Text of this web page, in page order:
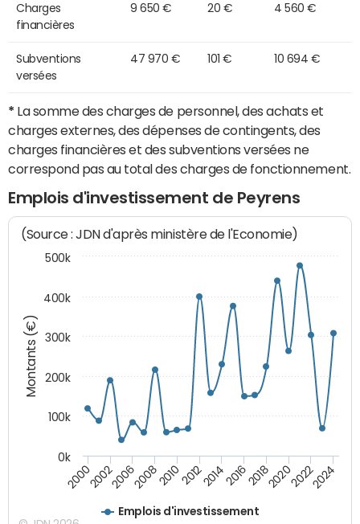
Charges
financières
9 650 € 20 € 4 560 €
Subventions
versées
47 970 € 101 € 10 694 €
* La somme des charges de personnel, des achats et
charges externes, des dépenses de contingents, des
charges financières et des subventions versées ne
correspond pas au total des charges de fonctionnement.
Emplois d'investissement de Peyrens
Montants (€)
(Source : JDN d'après ministère de l'Economie)
Emplois d'investissement
200020022006200820102012201420162018202020222024
0k
100k
200k
300k
400k
500k